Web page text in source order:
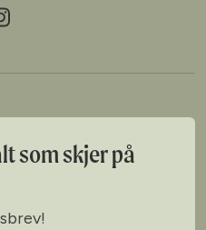
som skjer på